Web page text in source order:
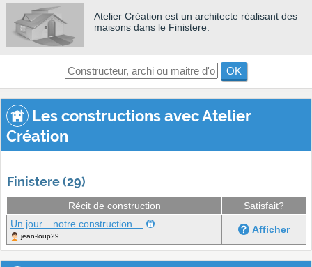
Atelier Création est un architecte réalisant des
maisons dans le Finistere.
OK
Les constructions avec Atelier
Création
Finistere (29)
Récit de construction
Satisfait?
Un jour... notre construction ...
jean-loup29
Afficher